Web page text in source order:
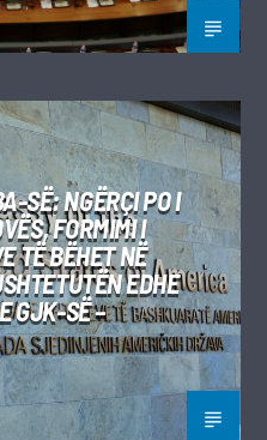
SË: NGËRÇI PO I
FORMIMI I
TË BËHET NË
EDHE
GJK-SË –